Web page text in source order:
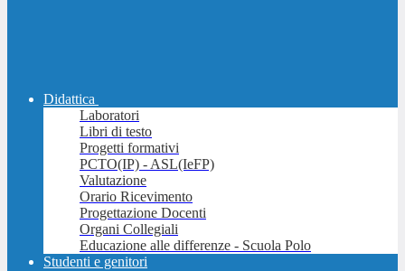
Didattica
Laboratori
Libri di testo
Progetti formativi
PCTO(IP) - ASL(IeFP)
Valutazione
Orario Ricevimento
Progettazione Docenti
Organi Collegiali
Educazione alle differenze - Scuola Polo
Studenti e genitori